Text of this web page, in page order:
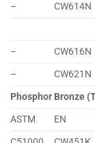
– CW614N
– CW616N
–
CW621N
Phosphor Bronze
ASTM
EN